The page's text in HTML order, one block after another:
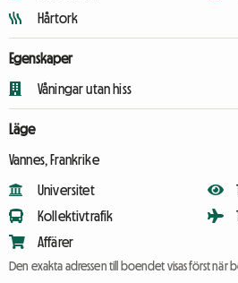
Hårtork
Egenskaper
Våningar utan hiss
Läge
Vannes, Frankrike
Universitet
Kollektivtrafik
Affärer
Den exakta adressen till boendet visas först när